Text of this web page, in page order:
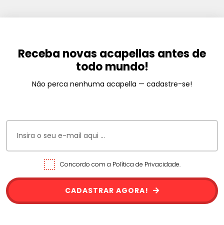
Receba novas acapellas antes de
todo mundo!
Não perca nenhuma acapella — cadastre-se!
Concordo com a Política de Privacidade.
CADASTRAR AGORA!